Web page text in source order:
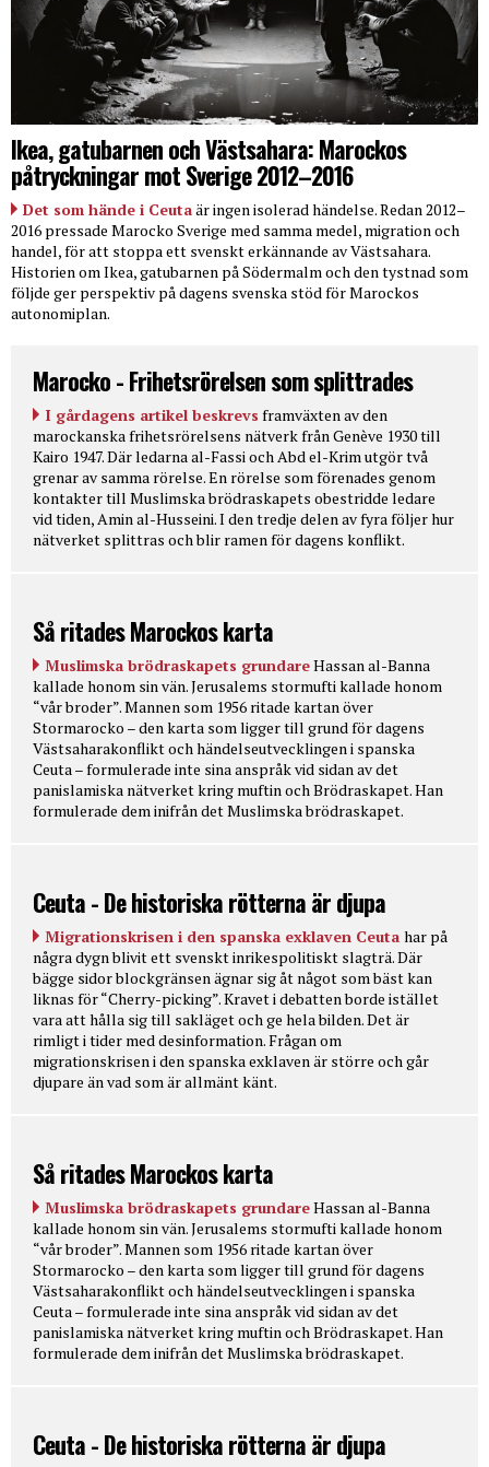
Ikea, gatubarnen och Västsahara: Marockos
påtryckningar mot Sverige 2012–2016
Det som hände i Ceutaär ingen isolerad händelse. Redan 2012–
2016 pressade Marocko Sverige med samma medel, migration och
handel, för att stoppa ett svenskt erkännande av Västsahara.
Historien om Ikea, gatubarnen på Södermalm och den tystnad som
följde ger perspektiv på dagens svenska stöd för Marockos
autonomiplan.
Marocko - Frihetsrörelsen som splittrades
I gårdagens artikel beskrevs framväxten av den
marockanska frihetsrörelsens nätverk från Genève 1930 till
Kairo 1947. Där ledarna al-Fassi och Abd el-Krim utgör två
grenar av samma rörelse. En rörelse som förenades genom
kontakter till Muslimska brödraskapets obestridde ledare
vid tiden, Amin al-Husseini. I den tredje delen av fyra följer hur
nätverket splittras och blir ramen för dagens konflikt.
Så ritades Marockos karta
Muslimska brödraskapets grundareHassan al-Banna
kallade honom sin vän. Jerusalems stormufti kallade honom
“vår broder”. Mannen som 1956 ritade kartan över
Stormarocko – den karta som ligger till grund för dagens
Västsaharakonflikt och händelseutvecklingen i spanska
Ceuta – formulerade inte sina anspråk vid sidan av det
panislamiska nätverket kring muftin och Brödraskapet. Han
formulerade dem inifrån det Muslimska brödraskapet.
Ceuta - De historiska rötterna är djupa
Migrationskrisen i den spanska exklaven Ceuta har på
några dygn blivit ett svenskt inrikespolitiskt slagträ. Där
bägge sidor blockgränsen ägnar sig åt något som bäst kan
liknas för “Cherry-picking”. Kravet i debatten borde istället
vara att hålla sig till sakläget och ge hela bilden. Det är
rimligt i tider med desinformation. Frågan om
migrationskrisen i den spanska exklaven är större och går
djupare än vad som är allmänt känt.
Så ritades Marockos karta
Muslimska brödraskapets grundareHassan al-Banna
kallade honom sin vän. Jerusalems stormufti kallade honom
“vår broder”. Mannen som 1956 ritade kartan över
Stormarocko – den karta som ligger till grund för dagens
Västsaharakonflikt och händelseutvecklingen i spanska
Ceuta – formulerade inte sina anspråk vid sidan av det
panislamiska nätverket kring muftin och Brödraskapet. Han
formulerade dem inifrån det Muslimska brödraskapet.
Ceuta - De historiska rötterna är djupa